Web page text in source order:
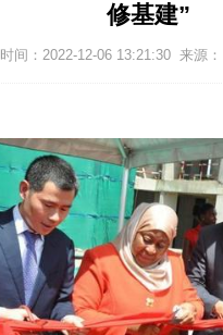
修基建”
时间：2022-12-06 13:21:30 来源：